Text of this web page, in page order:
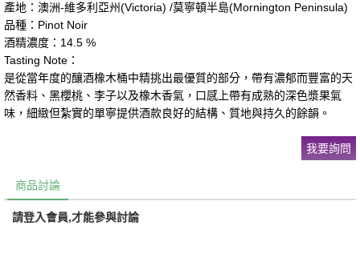
產地：澳洲-維多利亞州(Victoria) /莫寧頓半島(Mornington Peninsula)
品種：Pinot Noir
酒精濃度：14.5 %
Tasting Note：
是從當年度的釀酒橡木桶中精挑出最優質的部分，帶有濃郁而豐富的天
然香料、黑櫻桃、李子以及橡木香氣，口感上帶有成熟的深色漿果氣
味，細緻但紮實的單寧提供酒款良好的結構、質地與持久的餘韻。
我要詢問
商品討論
請登入會員,才能參與討論